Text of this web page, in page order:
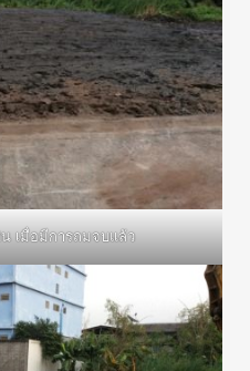
เมื่อมีการถมจบแล้ว